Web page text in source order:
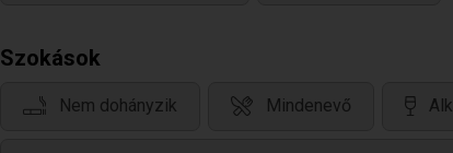
Szokások
Nem dohányzik Mindenevő